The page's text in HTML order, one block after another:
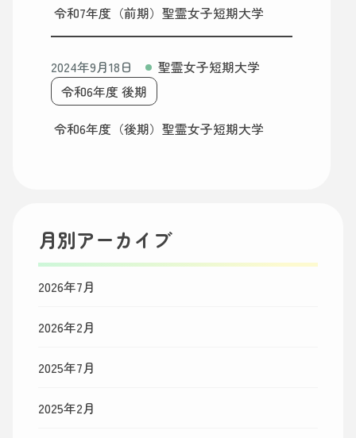
令和7年度（前期）聖霊女子短期大学
2024年9月18日
聖霊女子短期大学
令和6年度 後期
令和6年度（後期）聖霊女子短期大学
月別アーカイブ
2026年7月
2026年2月
2025年7月
2025年2月